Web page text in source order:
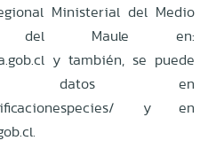
Ministerial del Medio
del Maule en:
y también, se puede
datos en
y en